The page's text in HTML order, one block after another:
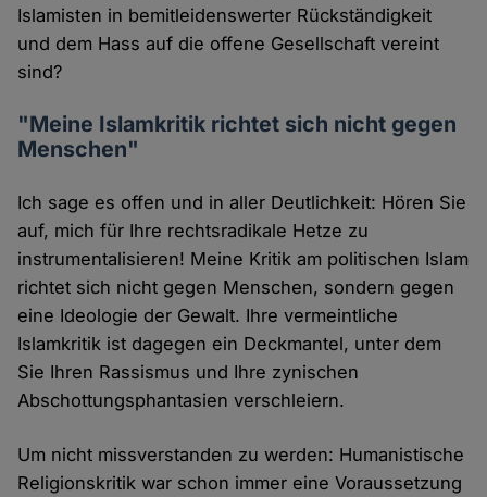
Islamisten in bemitleidenswerter Rückständigkeit
und dem Hass auf die offene Gesellschaft vereint
sind?
"Meine Islamkritik richtet sich nicht gegen
Menschen"
Ich sage es offen und in aller Deutlichkeit: Hören Sie
auf, mich für Ihre rechtsradikale Hetze zu
instrumentalisieren! Meine Kritik am politischen Islam
richtet sich nicht gegen Menschen, sondern gegen
eine Ideologie der Gewalt. Ihre vermeintliche
Islamkritik ist dagegen ein Deckmantel, unter dem
Sie Ihren Rassismus und Ihre zynischen
Abschottungsphantasien verschleiern.
Um nicht missverstanden zu werden: Humanistische
Religionskritik war schon immer eine Voraussetzung